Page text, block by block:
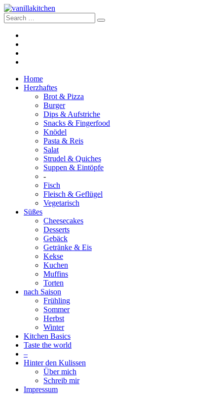
Home
Herzhaftes
Brot & Pizza
Burger
Dips & Aufstriche
Snacks & Fingerfood
Knödel
Pasta & Reis
Salat
Strudel & Quiches
Suppen & Eintöpfe
-
Fisch
Fleisch & Geflügel
Vegetarisch
Süßes
Cheesecakes
Desserts
Gebäck
Getränke & Eis
Kekse
Kuchen
Muffins
Torten
nach Saison
Frühling
Sommer
Herbst
Winter
Kitchen Basics
Taste the world
–
Hinter den Kulissen
Über mich
Schreib mir
Impressum